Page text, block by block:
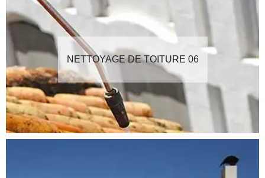
NETTOYAGE DE TOITURE 06